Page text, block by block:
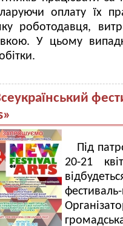
оплату їх
роботодавця,
У цьому
Під
20-21